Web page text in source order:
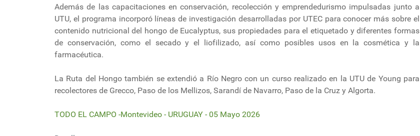
Además de las capacitaciones en conservación, recolección y emprendedurismo impulsadas junto a
UTU, el programa incorporó líneas de investigación desarrolladas por UTEC para conocer más sobre el
contenido nutricional del hongo de Eucalyptus, sus propiedades para el etiquetado y diferentes formas
de conservación, como el secado y el liofilizado, así como posibles usos en la cosmética y la
farmacéutica.
La Ruta del Hongo también se extendió a Río Negro con un curso realizado en la UTU de Young para
recolectores de Grecco, Paso de los Mellizos, Sarandí de Navarro, Paso de la Cruz y Algorta.
TODO EL CAMPO -Montevideo - URUGUAY - 05 Mayo 2026